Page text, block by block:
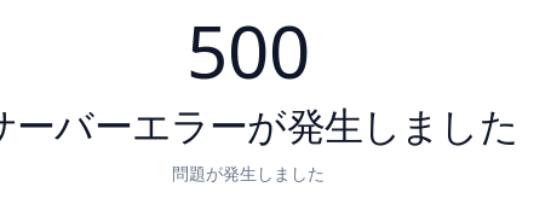
500
ーバーエラーが発生しました
問題が発生しました